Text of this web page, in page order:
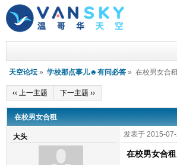
天空论坛 » 学校那点事儿☻有问必答 » 在校男女合租
‹‹ 上一主题 下一主题 ››
在校男女合租
大头 发表于 2015-
在校男女合租